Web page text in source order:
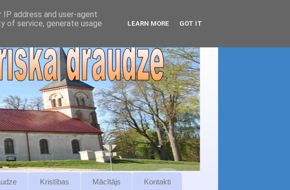
Kristības Mācītājs Kontakti
address and user-agent
of service, generate usage
LEARN MORE GOT IT